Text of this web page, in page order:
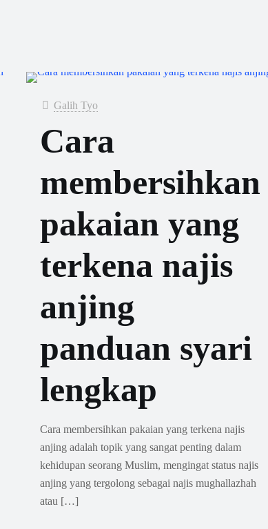
Galih Tyo
Cara
membersihkan
pakaian yang
terkena najis
anjing
panduan syari
lengkap
Cara membersihkan pakaian yang terkena najis
anjing adalah topik yang sangat penting dalam
kehidupan seorang Muslim, mengingat status najis
anjing yang tergolong sebagai najis mughallazhah
atau […]